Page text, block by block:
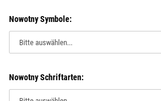
Nowotny Symbole:
Nowotny Schriftarten: